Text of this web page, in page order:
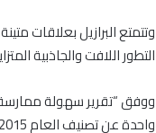
وتتمتع البرازيل بعلاقات
التطور اللافت والجاذبية